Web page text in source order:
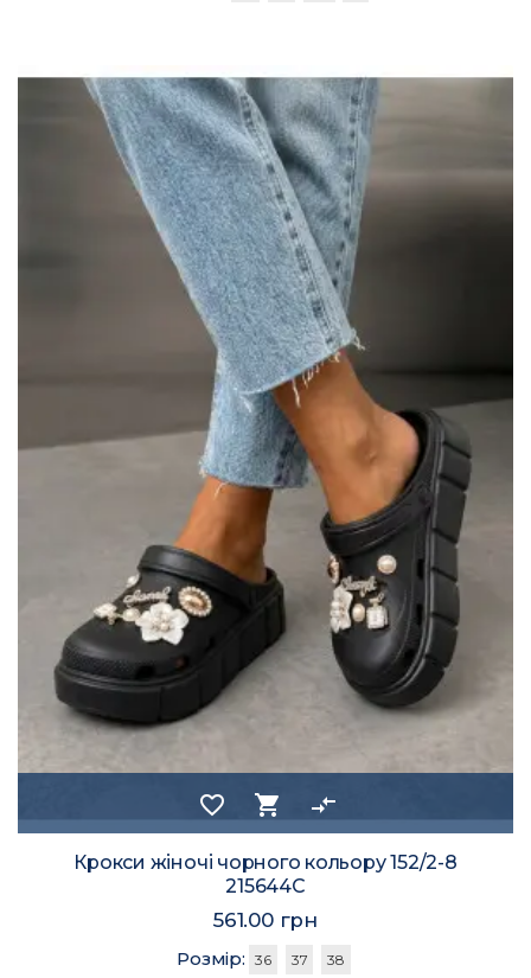
favorite_border shopping_cart compare_arrows
Крокси жіночі чорного кольору 152/2-8
215644C
561.00 грн
Розмір: 36 37 38